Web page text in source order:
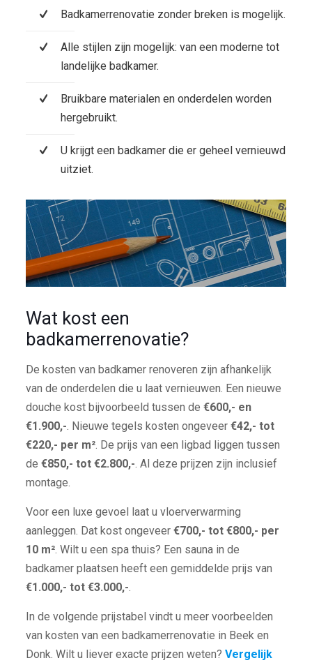
Badkamerrenovatie zonder breken is mogelijk.
Alle stijlen zijn mogelijk: van een moderne tot
landelijke badkamer.
Bruikbare materialen en onderdelen worden
hergebruikt.
U krijgt een badkamer die er geheel vernieuwd
uitziet.
Wat kost een
badkamerrenovatie?
De kosten van badkamer renoveren zijn afhankelijk
van de onderdelen die u laat vernieuwen. Een nieuwe
douche kost bijvoorbeeld tussen de €600,- en
€1.900,-. Nieuwe tegels kosten ongeveer €42,- tot
€220,- per m². De prijs van een ligbad liggen tussen
de €850,- tot €2.800,-. Al deze prijzen zijn inclusief
montage.
Voor een luxe gevoel laat u vloerverwarming
aanleggen. Dat kost ongeveer €700,- tot €800,- per
10 m². Wilt u een spa thuis? Een sauna in de
badkamer plaatsen heeft een gemiddelde prijs van
€1.000,- tot €3.000,-.
In de volgende prijstabel vindt u meer voorbeelden
van kosten van een badkamerrenovatie in Beek en
Donk. Wilt u liever exacte prijzen weten? Vergelijk